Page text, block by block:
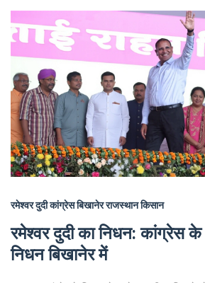
रमेश्वर दुदीकांग्रेसबिखानेरराजस्थानकिसान
रमेश्वर दुदी का निधन: कांग्रेस
निधन बिखानेर में